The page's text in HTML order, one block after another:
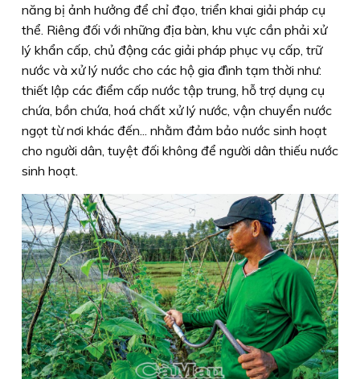
năng bị ảnh hưởng để chỉ đạo, triển khai giải pháp cụ
thể. Riêng đối với những địa bàn, khu vực cần phải xử
lý khẩn cấp, chủ động các giải pháp phục vụ cấp, trữ
nước và xử lý nước cho các hộ gia đình tạm thời như:
thiết lập các điểm cấp nước tập trung, hỗ trợ dụng cụ
chứa, bồn chứa, hoá chất xử lý nước, vận chuyển nước
ngọt từ nơi khác đến... nhằm đảm bảo nước sinh hoạt
cho người dân, tuyệt đối không để người dân thiếu nước
sinh hoạt.